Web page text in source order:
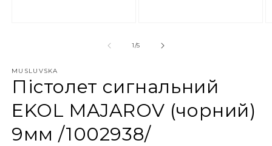
1/5
MUSLUVSKA
Пістолет сигнальний
EKOL MAJAROV (чорний)
9мм /1002938/